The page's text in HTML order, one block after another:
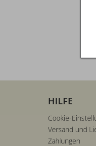
HILFE
Cookie-
Versand und
Zahlungen